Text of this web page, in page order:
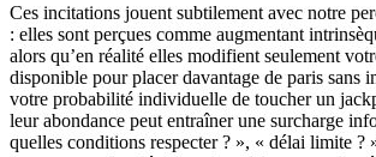
Ces incitations jouent subtilement avec notre
: elles sont perçues comme augmentant
alors qu’en réalité elles modifient seulement
disponible pour placer davantage de paris sans
votre probabilité individuelle de toucher un
leur abondance peut entraîner une surcharge
quelles conditions respecter ? », « délai limite ?